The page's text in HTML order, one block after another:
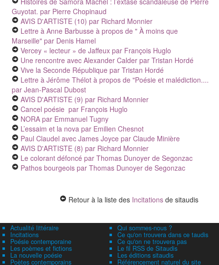
Guyotat. par Pierre Chopinaud
AVIS D'ARTISTE (10) par Richard Monnier
Lettre à Anne Barbusse à propos de " À moins que
Marseille" par Denis Hamel
Vercey « lecteur » de Jaffeux par François Huglo
Une rencontre avec Alexander Calder par Tristan Hordé
Vive la Seconde République par Tristan Hordé
Lettre à Jérôme Thélot à propos de "Poésie et malédiction....
par Jean-Pascal Dubost
AVIS D'ARTISTE (9) par Richard Monnier
Cancel poésie par François Huglo
NORA par Emmanuel Tugny
L’essaim et la nova par Emilien Chesnot
Paul Claudel avec James Joyce par Claude Minière
AVIS D'ARTISTE (8) par Richard Monnier
Le colorant défoncé par Thomas Dunoyer de Segonzac
Pathos bourgeois par Thomas Dunoyer de Segonzac
Retour à la liste des Incitations de sitaudis
Actualité littéraire
Incitations
Poésie contemporaine
Les poèmes et fictions
La nouvelle poésie
Poètes contemporains
Qui sommes-nous ?
Ce qu'on trouvera dans ce taudis
Ce qu'on ne trouvera pas
Le fil RSS de Sitaudis
Les éditions sitaudis
Référencement naturel du site